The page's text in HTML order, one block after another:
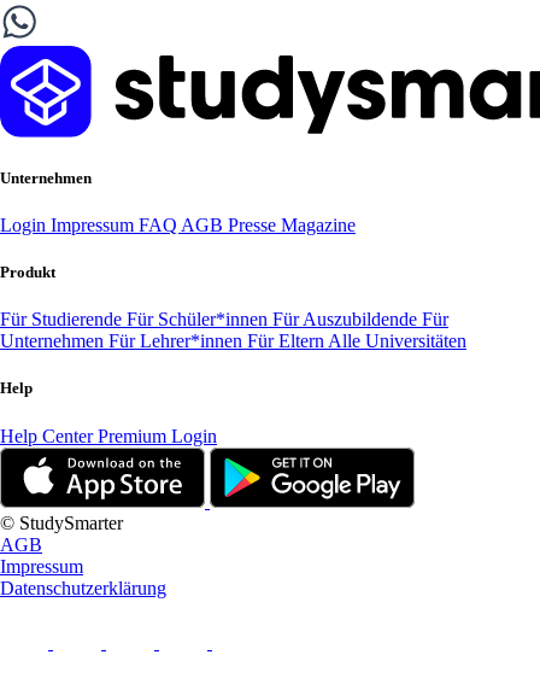
Unternehmen
Login Impressum FAQ AGB Presse Magazine
Produkt
Für Studierende Für Schüler*innen Für Auszubildende Für
Unternehmen Für Lehrer*innen Für Eltern Alle Universitäten
Help
Help CenterPremium Login
© StudySmarter
AGB
Impressum
Datenschutzerklärung